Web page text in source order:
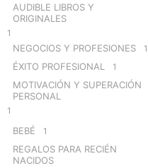
AUDIBLE LIBROS Y
ORIGINALES
1
NEGOCIOS Y PROFESIONES 1
ÉXITO PROFESIONAL 1
MOTIVACIÓN Y SUPERACIÓN
PERSONAL
1
BEBÉ 1
REGALOS PARA RECIÉN
NACIDOS